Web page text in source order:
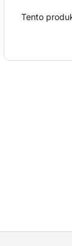
Tento